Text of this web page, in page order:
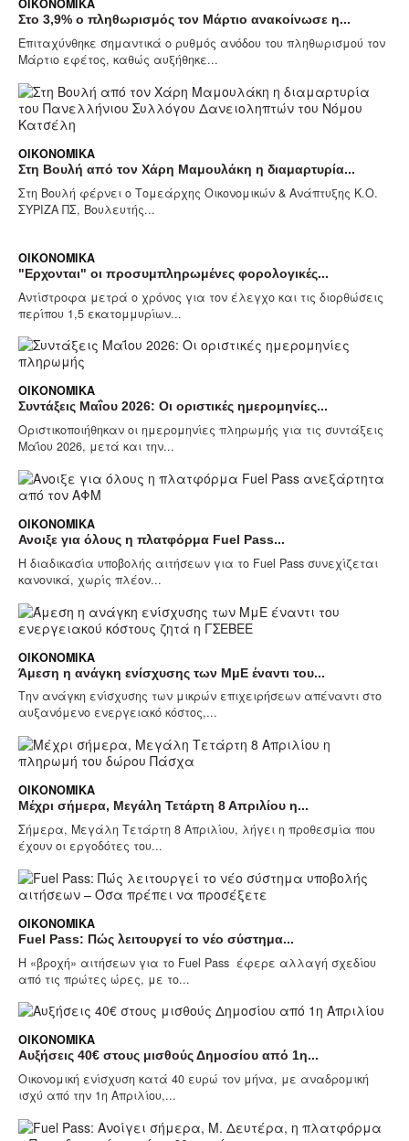
ΟΙΚΟΝΟΜΙΚΆ
Στο 3,9% ο πληθωρισμός τον Μάρτιο ανακοίνωσε η...
Επιταχύνθηκε σημαντικά ο ρυθμός ανόδου του πληθωρισμού τον
Μάρτιο εφέτος, καθώς αυξήθηκε...
ΟΙΚΟΝΟΜΙΚΆ
Στη Βουλή από τον Χάρη Μαμουλάκη η διαμαρτυρία...
Στη Βουλή φέρνει ο Τομεάρχης Οικονομικών & Ανάπτυξης Κ.Ο.
ΣΥΡΙΖΑ ΠΣ, Βουλευτής...
ΟΙΚΟΝΟΜΙΚΆ
"Ερχονται" οι προσυμπληρωμένες φορολογικές...
Αντίστροφα μετρά ο χρόνος για τον έλεγχο και τις διορθώσεις
περίπου 1,5 εκατομμυρίων...
ΟΙΚΟΝΟΜΙΚΆ
Συντάξεις Μαΐου 2026: Οι οριστικές ημερομηνίες...
Οριστικοποιήθηκαν οι ημερομηνίες πληρωμής για τις συντάξεις
Μαΐου 2026, μετά και την...
ΟΙΚΟΝΟΜΙΚΆ
Ανοιξε για όλους η πλατφόρμα Fuel Pass...
Η διαδικασία υποβολής αιτήσεων για το Fuel Pass συνεχίζεται
κανονικά, χωρίς πλέον...
ΟΙΚΟΝΟΜΙΚΆ
Άμεση η ανάγκη ενίσχυσης των ΜμΕ έναντι του...
Tην ανάγκη ενίσχυσης των μικρών επιχειρήσεων απέναντι στο
αυξανόμενο ενεργειακό κόστος,...
ΟΙΚΟΝΟΜΙΚΆ
Μέχρι σήμερα, Μεγάλη Τετάρτη 8 Απριλίου η...
Σήμερα, Μεγάλη Τετάρτη 8 Απριλίου, λήγει η προθεσμία που
έχουν οι εργοδότες του...
ΟΙΚΟΝΟΜΙΚΆ
Fuel Pass: Πώς λειτουργεί το νέο σύστημα...
Η «βροχή» αιτήσεων για το Fuel Pass έφερε αλλαγή σχεδίου
από τις πρώτες ώρες, με το...
ΟΙΚΟΝΟΜΙΚΆ
Αυξήσεις 40€ στους μισθούς Δημοσίου από 1η...
Οικονομική ενίσχυση κατά 40 ευρώ τον μήνα, με αναδρομική
ισχύ από την 1η Απριλίου,...